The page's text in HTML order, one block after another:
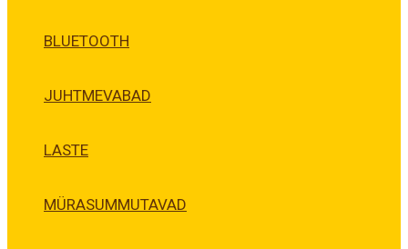
BLUETOOTH
JUHTMEVABAD
LASTE
MÜRASUMMUTAVAD